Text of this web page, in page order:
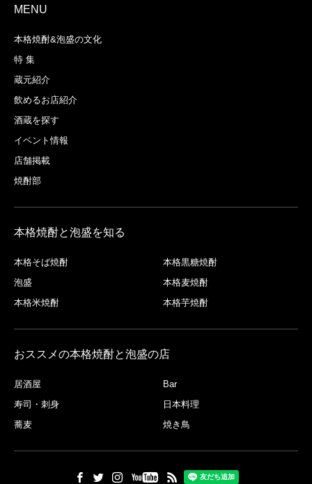
MENU
本格焼酎&泡盛の文化
特 集
蔵元紹介
飲めるお店紹介
酒蔵を探す
イベント情報
店舗掲載
焼酎部
本格焼酎と泡盛を知る
本格そば焼酎
本格黒糖焼酎
泡盛
本格麦焼酎
本格米焼酎
本格芋焼酎
おススメの本格焼酎と泡盛の店
居酒屋
Bar
寿司・刺身
日本料理
蕎麦
焼き鳥